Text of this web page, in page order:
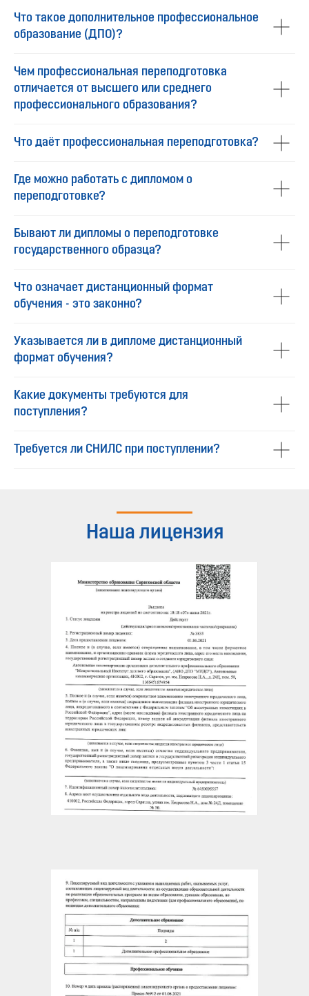
Что такое дополнительное профессиональное
образование (ДПО)?
Чем профессиональная переподготовка
отличается от высшего или среднего
профессионального образования?
Что даёт профессиональная переподготовка?
Где можно работать с дипломом о
переподготовке?
Бывают ли дипломы о переподготовке
государственного образца?
Что означает дистанционный формат
обучения - это законно?
Указывается ли в дипломе дистанционный
формат обучения?
Какие документы требуются для
поступления?
Требуется ли СНИЛС при поступлении?
Наша лицензия